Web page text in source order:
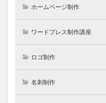
ホームページ制作
ワードプレス制作講座
ロゴ制作
名刺制作